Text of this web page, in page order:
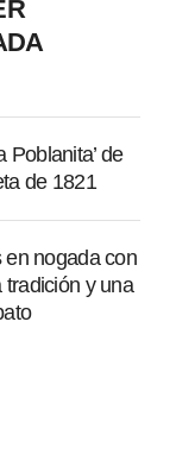
Poblanita’ de
de 1821
en nogada con
tradición y una